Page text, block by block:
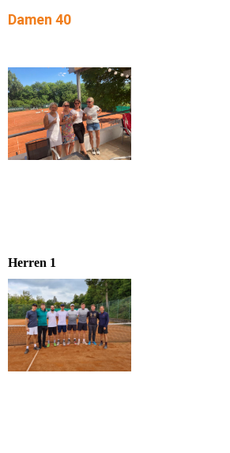
Damen 40
Herren 1